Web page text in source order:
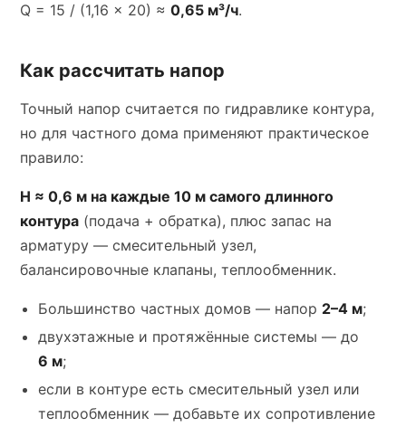
Q = 15 / (1,16 × 20) ≈ 0,65 м³/ч.
Как рассчитать напор
Точный напор считается по гидравлике контура,
но для частного дома применяют практическое
правило:
H ≈ 0,6 м на каждые 10 м самого длинного
контура (подача + обратка), плюс запас на
арматуру — смесительный узел,
балансировочные клапаны, теплообменник.
Большинство частных домов — напор 2–4 м;
двухэтажные и протяжённые системы — до
6 м;
если в контуре есть смесительный узел или
теплообменник — добавьте их сопротивление